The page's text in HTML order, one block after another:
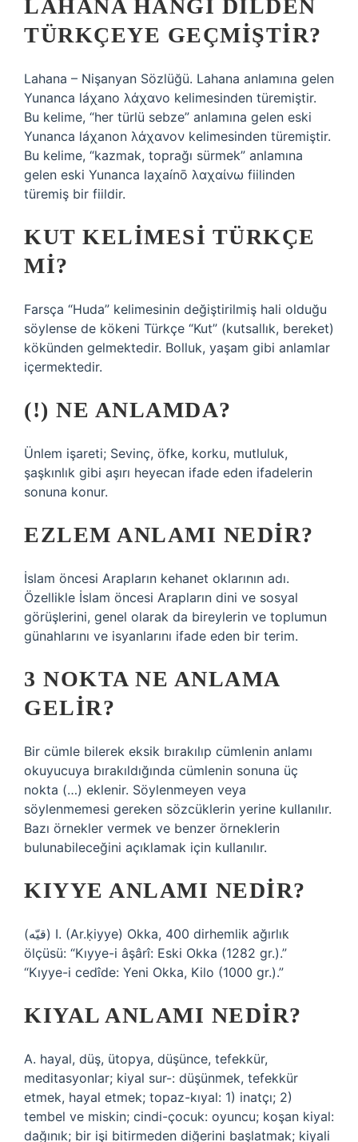
LAHANA HANGI DILDEN
TÜRKÇEYE GEÇMIŞTIR?
Lahana – Nişanyan Sözlüğü. Lahana anlamına gelen
Yunanca láχano λάχανο kelimesinden türemiştir.
Bu kelime, “her türlü sebze” anlamına gelen eski
Yunanca láχanon λάχανον kelimesinden türemiştir.
Bu kelime, “kazmak, toprağı sürmek” anlamına
gelen eski Yunanca laχaínō λαχαίνω fiilinden
türemiş bir fiildir.
KUT KELIMESI TÜRKÇE
MI?
Farsça “Huda” kelimesinin değiştirilmiş hali olduğu
söylense de kökeni Türkçe “Kut” (kutsallık, bereket)
kökünden gelmektedir. Bolluk, yaşam gibi anlamlar
içermektedir.
(!) NE ANLAMDA?
Ünlem işareti; Sevinç, öfke, korku, mutluluk,
şaşkınlık gibi aşırı heyecan ifade eden ifadelerin
sonuna konur.
EZLEM ANLAMI NEDIR?
İslam öncesi Arapların kehanet oklarının adı.
Özellikle İslam öncesi Arapların dini ve sosyal
görüşlerini, genel olarak da bireylerin ve toplumun
günahlarını ve isyanlarını ifade eden bir terim.
3 NOKTA NE ANLAMA
GELIR?
Bir cümle bilerek eksik bırakılıp cümlenin anlamı
okuyucuya bırakıldığında cümlenin sonuna üç
nokta (…) eklenir. Söylenmeyen veya
söylenmemesi gereken sözcüklerin yerine kullanılır.
Bazı örnekler vermek ve benzer örneklerin
bulunabileceğini açıklamak için kullanılır.
KIYYE ANLAMI NEDIR?
(ﻗﻴّﻪ) I. (Ar.ḳiyye) Okka, 400 dirhemlik ağırlık
ölçüsü: “Kıyye-i âşârî: Eski Okka (1282 gr.).”
“Kıyye-i cedîde: Yeni Okka, Kilo (1000 gr.).”
KIYAL ANLAMI NEDIR?
A. hayal, düş, ütopya, düşünce, tefekkür,
meditasyonlar; kiyal sur-: düşünmek, tefekkür
etmek, hayal etmek; topaz-kıyal: 1) inatçı; 2)
tembel ve miskin; cindi-çocuk: oyuncu; koşan kiyal:
dağınık; bir işi bitirmeden diğerini başlatmak; kiyali